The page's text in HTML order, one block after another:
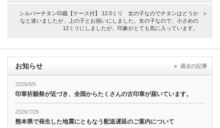
シルバーチタン印鑑【ケース付】 12.0ミリ 女の子なのでチタンはどうか
なと迷いましたが、上の子とお揃いにしました。女の子なので、小さめの
12ミリにしましたが、印象がとても気に入っています。
お知らせ
2026/8/5
印章祈願祭が近づき、全国からたくさんの古印章が届いています。
2026/7/29
熊本県で発生した地震にともなう配送遅延のご案内について
過去の記事